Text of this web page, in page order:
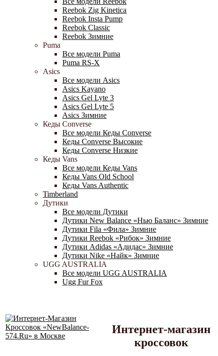
Reebok Zig Kinetica
Reebok Insta Pump
Reebok Classic
Reebok Зимние
Puma
Все модели Puma
Puma RS-X
Asics
Все модели Asics
Asics Kayano
Asics Gel Lyte 3
Asics Gel Lyte 5
Asics Зимние
Кеды Converse
Все модели Кеды Converse
Кеды Converse Высокие
Кеды Converse Низкие
Кеды Vans
Все модели Кеды Vans
Кеды Vans Old School
Кеды Vans Authentic
Timberland
Дутики
Все модели Дутики
Дутики New Balance «Нью Баланс» Зимние
Дутики Fila «Фила» Зимние
Дутики Reebok «Рибок» Зимние
Дутики Adidas «Адидас» Зимние
Дутики Nike «Найк» Зимние
UGG AUSTRALIA
Все модели UGG AUSTRALIA
Ugg Fur Fox
Интернет-магазин
кроссовок